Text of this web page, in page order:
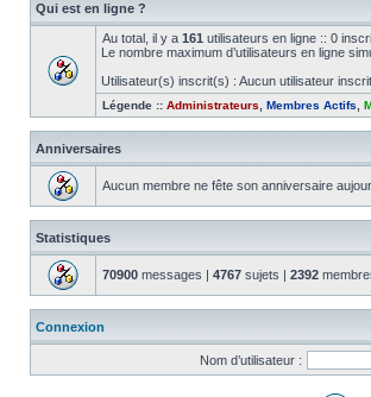
Qui est en ligne ?
Au total, il y a 161 utilisateurs en ligne :: 0
Le nombre maximum d’utilisateurs en ligne
Utilisateur(s) inscrit(s) : Aucun utilisateur inscrit
Légende :: Administrateurs Membres Actifs
Anniversaires
Aucun membre ne fête son anniversaire
Statistiques
70900 messages | 4767 sujets | 2392
Connexion
Nom d’utilisateur :